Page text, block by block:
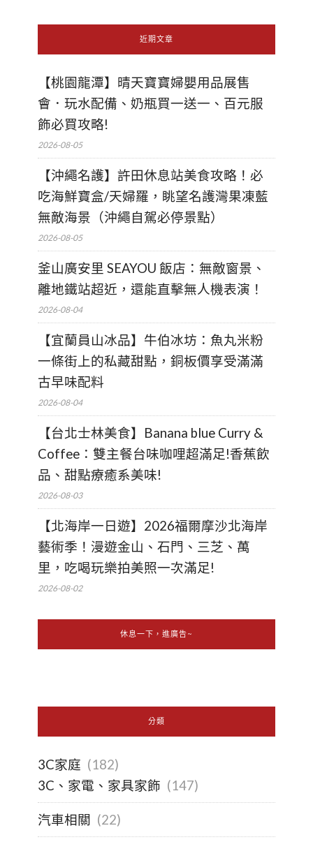
近期文章
【桃園龍潭】晴天寶寶婦嬰用品展售
會．玩水配備、奶瓶買一送一、百元服
飾必買攻略!
2026-08-05
【沖繩名護】許田休息站美食攻略！必
吃海鮮寶盒/天婦羅，眺望名護灣果凍藍
無敵海景（沖繩自駕必停景點）
2026-08-05
釜山廣安里 SEAYOU 飯店：無敵窗景、
離地鐵站超近，還能直擊無人機表演！
2026-08-04
【宜蘭員山冰品】牛伯冰坊：魚丸米粉
一條街上的私藏甜點，銅板價享受滿滿
古早味配料
2026-08-04
【台北士林美食】Banana blue Curry &
Coffee：雙主餐台味咖哩超滿足!香蕉飲
品、甜點療癒系美味!
2026-08-03
【北海岸一日遊】2026福爾摩沙北海岸
藝術季！漫遊金山、石門、三芝、萬
里，吃喝玩樂拍美照一次滿足!
2026-08-02
休息一下，進廣告~
分類
3C家庭 (182)
3C、家電、家具家飾 (147)
汽車相關 (22)